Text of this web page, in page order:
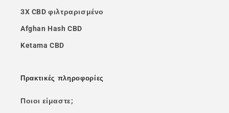
3X CBD φιλτραρισμένο
Afghan Hash CBD
Ketama CBD
Πρακτικές πληροφορίες
Ποιοι είμαστε;